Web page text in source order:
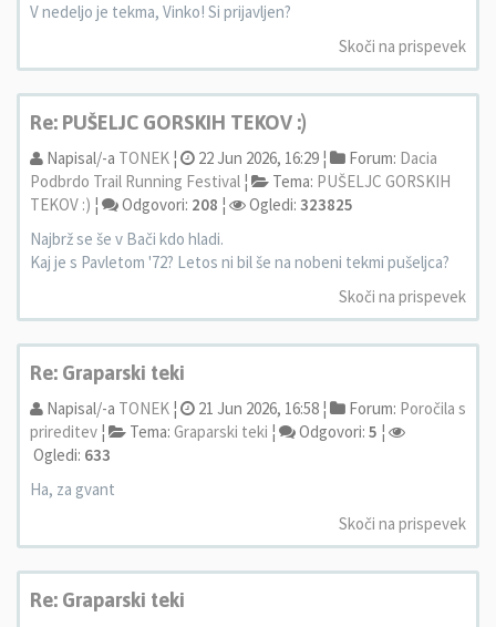
V nedeljo je tekma, Vinko! Si prijavljen?
Skoči na prispevek
Re: PUŠELJC GORSKIH TEKOV :)
Napisal/-a TONEK ¦ 22 Jun 2026, 16:29 ¦ Forum: Dacia
Podbrdo Trail Running Festival ¦ Tema: PUŠELJC GORSKIH
TEKOV :) ¦ Odgovori: 208 ¦ Ogledi: 323825
Najbrž se še v Bači kdo hladi.
Kaj je s Pavletom '72? Letos ni bil še na nobeni tekmi pušeljca?
Skoči na prispevek
Re: Graparski teki
Napisal/-a TONEK ¦ 21 Jun 2026, 16:58 ¦ Forum: Poročila s
prireditev ¦ Tema: Graparski teki ¦ Odgovori: 5 ¦
Ogledi: 633
Ha, za gvant
Skoči na prispevek
Re: Graparski teki